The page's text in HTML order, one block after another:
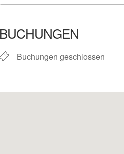
BUCHUNGEN
Buchungen geschlossen